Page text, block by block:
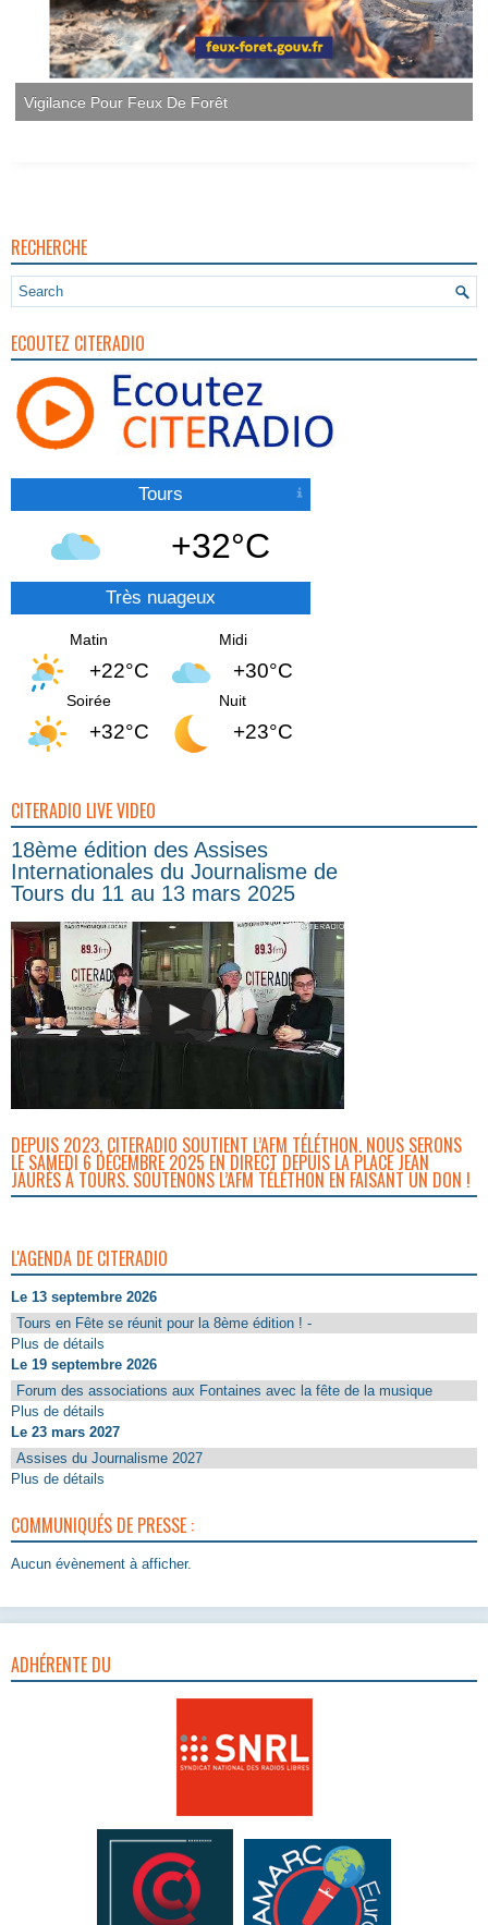
Vigilance Pour Feux De Forêt
RECHERCHE
ECOUTEZ CITERADIO
Tours
+32°C
Très nuageux
Matin
+22°C
Midi
+30°C
Soirée
+32°C
Nuit
+23°C
CITERADIO LIVE VIDEO
18ème édition des Assises
Internationales du Journalisme de
Tours du 11 au 13 mars 2025
DEPUIS 2023, CITERADIO SOUTIENT L’AFM TÉLÉTHON. NOUS SERONS
LE SAMEDI 6 DÉCEMBRE 2025 EN DIRECT DEPUIS LA PLACE JEAN
JAURÈS À TOURS. SOUTENONS L’AFM TÉLÉTHON EN FAISANT UN DON !
L'AGENDA DE CITERADIO
Le 13 septembre 2026
Tours en Fête se réunit pour la 8ème édition ! -
Plus de détails
Le 19 septembre 2026
Forum des associations aux Fontaines avec la fête de la musique
Plus de détails
Le 23 mars 2027
Assises du Journalisme 2027
Plus de détails
COMMUNIQUÉS DE PRESSE :
Aucun évènement à afficher.
ADHÉRENTE DU